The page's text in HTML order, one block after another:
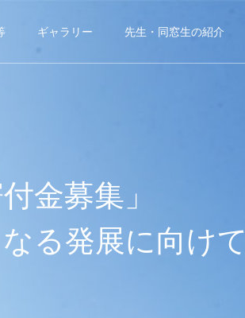
ギャラリー 先生・同窓生の紹介
付金募集」
る発展に向けて